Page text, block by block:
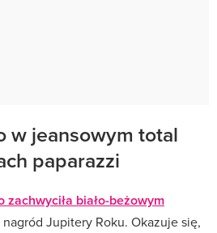
w jeansowym total
paparazzi
zachwyciła biało-beżowym
Jupitery Roku. Okazuje się,